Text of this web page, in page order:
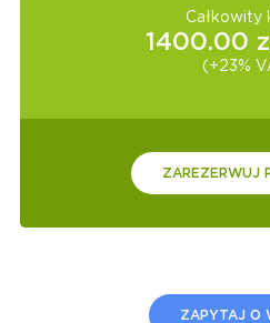
Całkowity
1400.00
(+23%
ZAREZERWUJ
ZAPYTAJ O